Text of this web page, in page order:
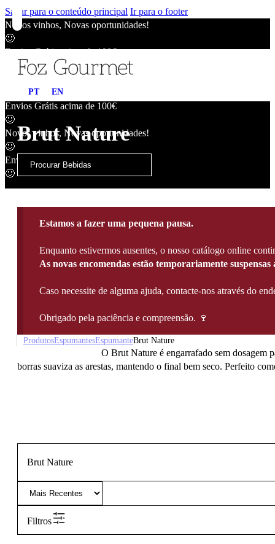
Saltar para o conteúdo principal Ir para o footer
Novos vinhos, Novas oportunidades!
🙂
Envios Grátis acima de 100€
Envios Grátis acima de 100€
🙂
Novos vinhos, Novas oportunidades!
🙂
Envios Grátis acima de 100€
🙂
PT EN
Brut Nature
Estamos a fazer uma pequena pausa.
Enquanto estivermos ausentes, o nosso catálogo online
As novas encomendas estão temporariamente suspensas
Caso necessite de alguma ajuda, contacte-nos através do
Obrigado pela paciência e compreensão. 🍷
ProdutosEspumantesEspumanteBrut Nature
O Brut Nature é engarrafado sem dosagem
borras suaviza as arestas, mantendo o final bem seco. Perfeito
Brut Nature
Filtros